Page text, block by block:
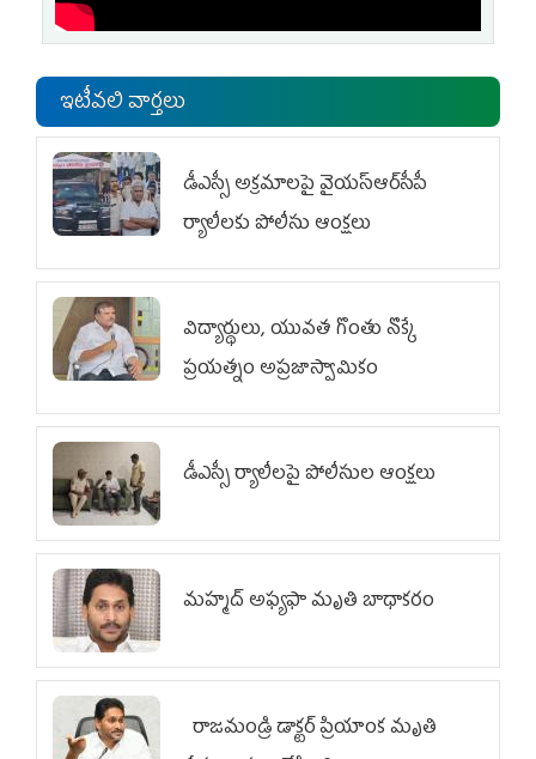
ఇటీవలి వార్తలు
డీఎస్సీ అక్రమాలపై వైయ‌స్ఆర్‌సీపీ
ర్యాలీలకు పోలీసు ఆంక్షలు
విద్యార్థులు, యువత గొంతు నొక్కే
ప్రయత్నం అప్రజాస్వామికం
డీఎస్సీ ర్యాలీలపై పోలీసుల ఆంక్షలు
మహ్మద్‌ అఫ్యఫా మృతి బాధాకరం
రాజమండ్రి డాక్టర్‌ ప్రియాంక మృతి